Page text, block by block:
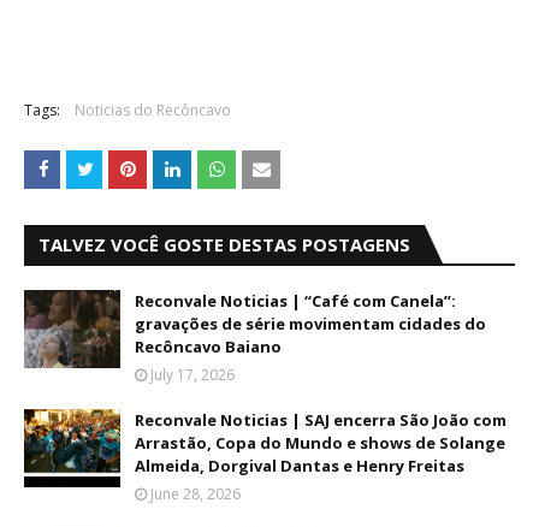
Tags: Noticias do Recôncavo
TALVEZ VOCÊ GOSTE DESTAS POSTAGENS
Reconvale Noticias | “Café com Canela”:
gravações de série movimentam cidades do
Recôncavo Baiano
July 17, 2026
Reconvale Noticias | SAJ encerra São João com
Arrastão, Copa do Mundo e shows de Solange
Almeida, Dorgival Dantas e Henry Freitas
June 28, 2026